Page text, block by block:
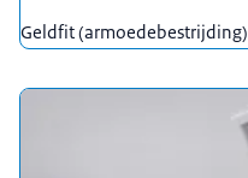
Geldfit (armoedebestrijding)